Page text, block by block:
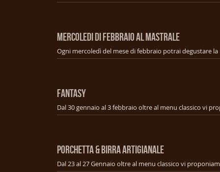
MERCOLEDI DI FEBBRAIO AL MASTRALE
FANTASY
PORCHETTA & BIRRA ARTIGIANALE